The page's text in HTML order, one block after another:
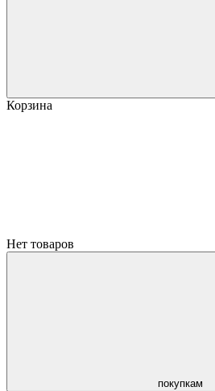
Корзина
Нет товаров
покупкам